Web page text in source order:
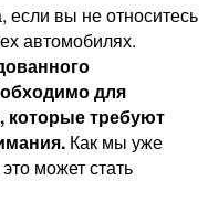
вы не относитесь
автомобилях.
для
которые требуют
Как мы уже
может стать